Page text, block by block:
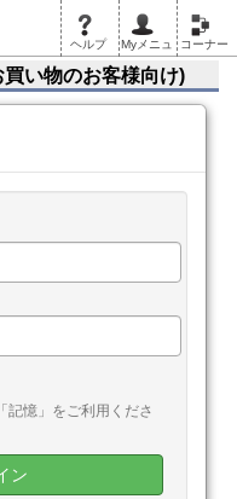
ヘルプ Myメニュ コーナー
い物のお客様向け)
記憶」をご利用くださ
ン